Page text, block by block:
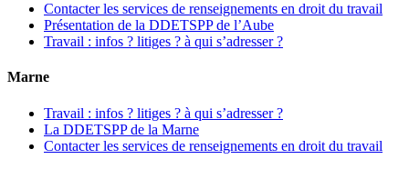
Contacter les services de renseignements en droit du travail
Présentation de la DDETSPP de l’Aube
Travail : infos ? litiges ? à qui s’adresser ?
Marne
Travail : infos ? litiges ? à qui s’adresser ?
La DDETSPP de la Marne
Contacter les services de renseignements en droit du travail